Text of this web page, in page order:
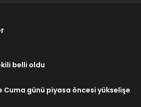
belli oldu
Cuma günü piyasa öncesi yükselişe